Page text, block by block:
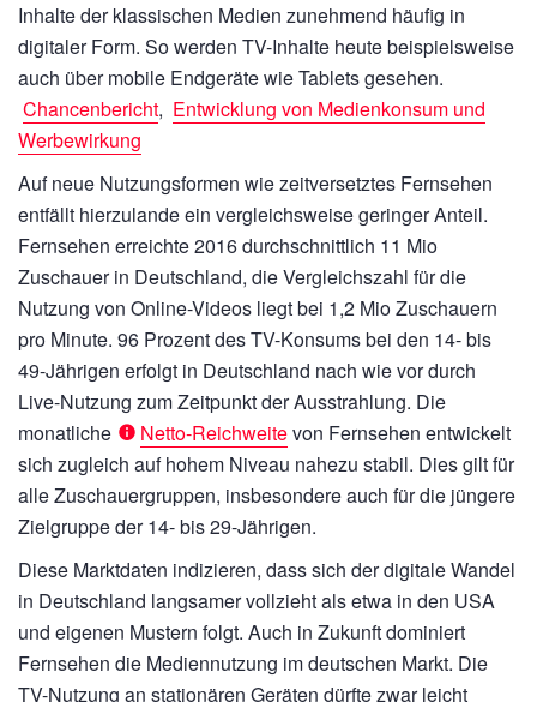
Inhalte der klassischen Medien zunehmend häufig in
digitaler Form. So werden TV-Inhalte heute beispielsweise
auch über mobile Endgeräte wie Tablets gesehen.
Chancenbericht, Entwicklung von Medienkonsum und
Werbewirkung
Auf neue Nutzungsformen wie zeitversetztes Fernsehen
entfällt hierzulande ein vergleichsweise geringer Anteil.
Fernsehen erreichte 2016 durchschnittlich 11 Mio
Zuschauer in Deutschland, die Vergleichszahl für die
Nutzung von Online-Videos liegt bei 1,2 MioZuschauern
pro Minute. 96 Prozent des TV-Konsums bei den 14- bis
49-Jährigen erfolgt in Deutschland nach wie vor durch
Live-Nutzung zum Zeitpunkt der Ausstrahlung. Die
monatliche
Netto-Reichweitevon Fernsehen entwickelt
sich zugleich auf hohem Niveau nahezu stabil. Dies gilt für
alle Zuschauergruppen, insbesondere auch für die jüngere
Zielgruppe der 14- bis 29-Jährigen.
Diese Marktdaten indizieren, dass sich der digitale Wandel
in Deutschland langsamer vollzieht als etwa in den USA
und eigenen Mustern folgt. Auch in Zukunft dominiert
Fernsehen die Mediennutzung im deutschen Markt. Die
TV-Nutzung an stationären Geräten dürfte zwar leicht